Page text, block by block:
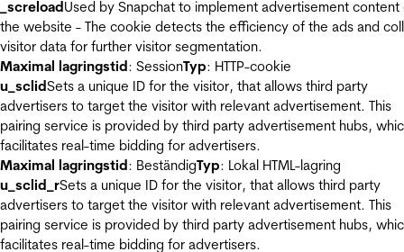
_screloadUsed by Snapchat to implement advertisement content
the website - The cookie detects the efficiency of the ads and
visitor data for further visitor segmentation.
Maximal lagringstid: SessionTyp: HTTP-cookie
u_sclidSets a unique ID for the visitor, that allows third party
advertisers to target the visitor with relevant advertisement. This
pairing service is provided by third party advertisement hubs,
facilitates real-time bidding for advertisers.
Maximal lagringstid: BeständigTyp: Lokal HTML-lagring
u_sclid_rSets a unique ID for the visitor, that allows third party
advertisers to target the visitor with relevant advertisement. This
pairing service is provided by third party advertisement hubs,
facilitates real-time bidding for advertisers.